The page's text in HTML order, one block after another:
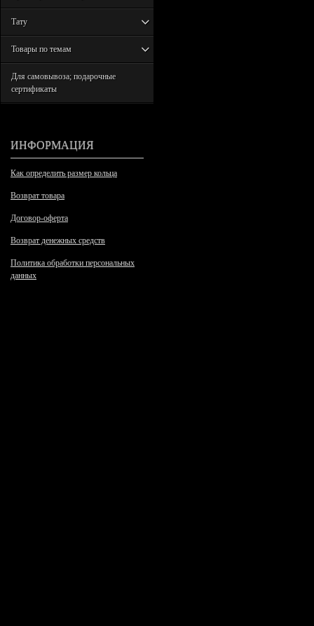
Тату
Товары по темам
Для самовывоза; подарочные
сертификаты
ИНФОРМАЦИЯ
Как определить размер кольца
Возврат товара
Договор-оферта
Возврат денежных средств
Политика обработки персональных
данных